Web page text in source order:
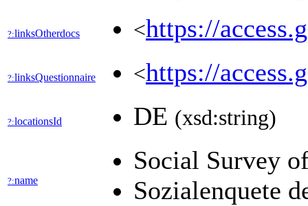
?:linksOtherdocs <https://
?:linksQuestionnaire <https://
?:locationsId DE (xsd:string)
?:name
Social Survey
Sozialenquete